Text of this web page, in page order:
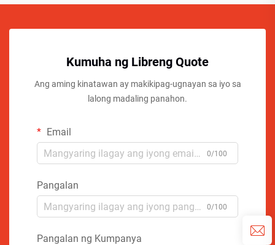
Kumuha ng Libreng Quote
Ang aming kinatawan ay makikipag-ugnayan sa iyo sa
lalong madaling panahon.
Email
0/100
Pangalan
0/100
Pangalan ng Kumpanya